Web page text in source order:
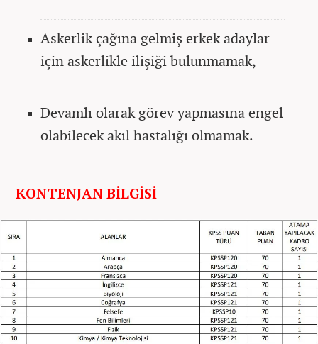
Askerlik çağına gelmiş erkek adaylar
için askerlikle ilişiği bulunmamak,
Devamlı olarak görev yapmasına engel
olabilecek akıl hastalığı olmamak.
KONTENJAN BİLGİSİ